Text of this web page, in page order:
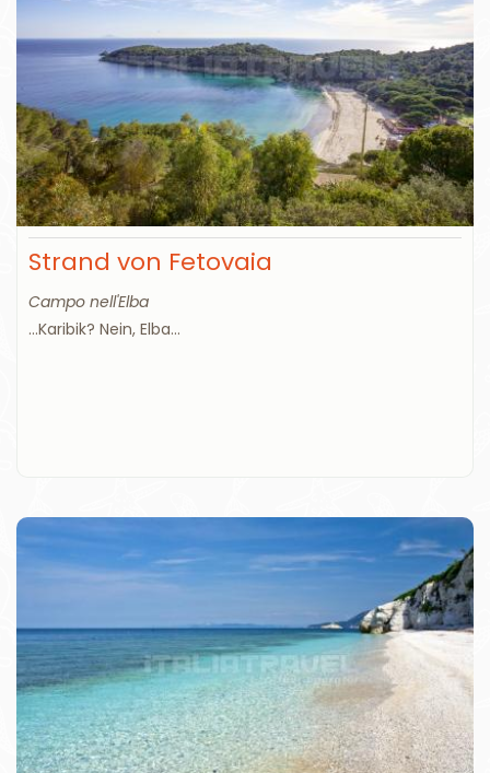
Strand von Fetovaia
Campo nell'Elba
...Karibik? Nein, Elba...